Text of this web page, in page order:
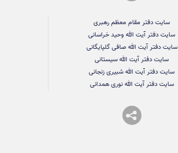
سایت دفتر مقام معظم رهبری
سایت دفتر آیت الله وحید خراسانی
سایت دفتر آیت الله صافی گلپایگانی
سایت دفتر آیت الله سیستانی
سایت دفتر آیت الله شبیری زنجانی
سایت دفتر آیت الله نوری همدانی